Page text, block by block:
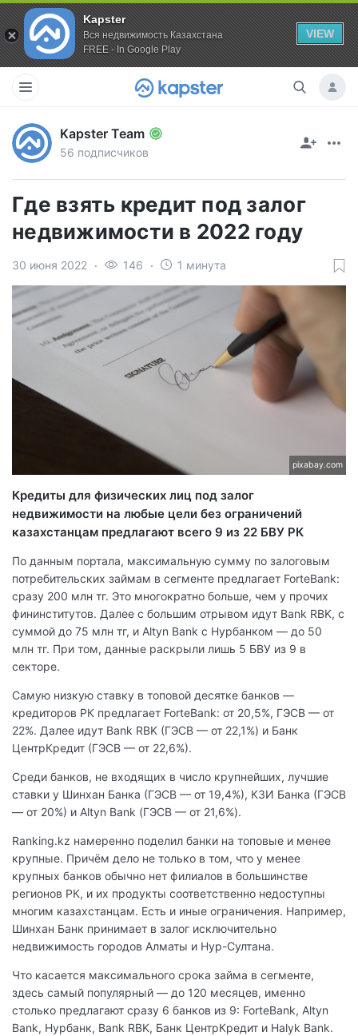
Kapster
Вся недвижимость Казахстана
FREE - In Google Play
VIEW
Kapster Team
56 подписчиков
Где взять кредит под залог
недвижимости в 2022 году
30 июня 2022 146 1 минута
pixabay.com
Кредиты для физических лиц под залог
недвижимости на любые цели без ограничений
казахстанцам предлагают всего 9 из 22 БВУ РК
По данным портала, максимальную сумму по залоговым
потребительских займам в сегменте предлагает ForteBank:
сразу 200 млн тг. Это многократно больше, чем у прочих
фининститутов. Далее с большим отрывом идут Bank RBK, с
суммой до 75 млн тг, и Altyn Bank с Нурбанком — до 50
млн тг. При том, данные раскрыли лишь 5 БВУ из 9 в
секторе.
Самую низкую ставку в топовой десятке банков —
кредиторов РК предлагает ForteBank: от 20,5%, ГЭСВ — от
22%. Далее идут Bank RBK (ГЭСВ — от 22,1%) и Банк
ЦентрКредит (ГЭСВ — от 22,6%).
Среди банков, не входящих в число крупнейших, лучшие
ставки у Шинхан Банка (ГЭСВ — от 19,4%), КЗИ Банка (ГЭСВ
— от 20%) и Altyn Bank (ГЭСВ — от 21,6%).
Ranking.kz намеренно поделил банки на топовые и менее
крупные. Причём дело не только в том, что у менее
крупных банков обычно нет филиалов в большинстве
регионов РК, и их продукты соответственно недоступны
многим казахстанцам. Есть и иные ограничения. Например,
Шинхан Банк принимает в залог исключительно
недвижимость городов Алматы и Нур-Султана.
Что касается максимального срока займа в сегменте,
здесь самый популярный — до 120 месяцев, именно
столько предлагают сразу 6 банков из 9: ForteBank, Altyn
Bank, Нурбанк, Bank RBK, Банк ЦентрКредит и Halyk Bank.